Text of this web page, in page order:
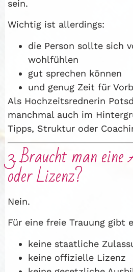
sein.
Wichtig ist allerdings:
die Person sollte sich
wohlfühlen
gut sprechen können
und genug Zeit für
Als Hochzeitsrednerin
manchmal auch im
Tipps, Struktur oder
3. Braucht man eine
oder Lizenz?
Nein.
Für eine freie Trauung gibt
keine staatliche
keine offizielle Lizenz